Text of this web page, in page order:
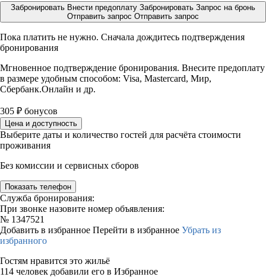
Забронировать Внести предоплату Забронировать Запрос на бронь
Отправить запрос Отправить запрос
Пока платить не нужно. Сначала дождитесь подтверждения
бронирования
Мгновенное подтверждение бронирования. Внесите предоплату
в размере удобным способом: Visa, Mastercard, Мир,
Сбербанк.Онлайн и др.
305 ₽ бонусов
Цена и доступность
Выберите даты и количество гостей для расчёта стоимости
проживания
Без комиссии и сервисных сборов
Показать телефон
Служба бронирования:
При звонке назовите номер объявления:
№ 1347521
Добавить в избранное Перейти в избранное Убрать из
избранного
Гостям нравится это жильё
114 человек добавили его в Избранное